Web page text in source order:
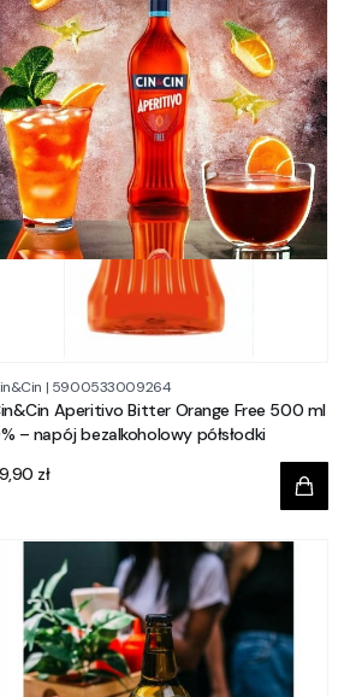
| 5900533009264
Aperitivo Bitter Orange Free 500 ml
– napój bezalkoholowy półsłodki
zł